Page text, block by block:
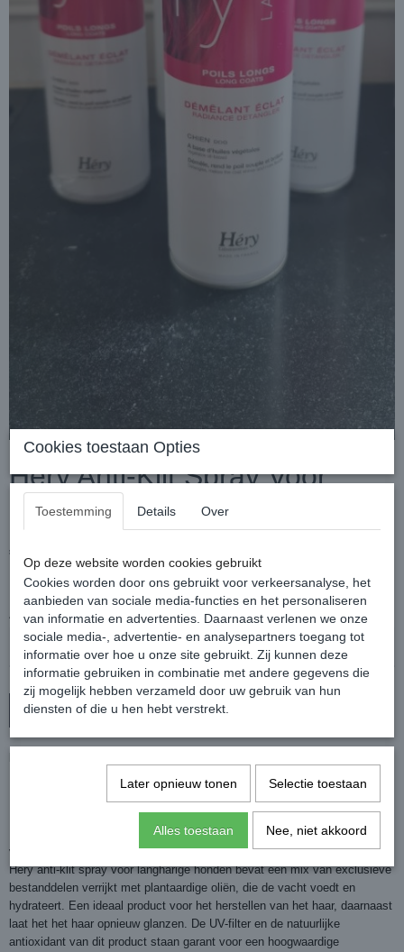
Hery Anti-Klit Spray Voor
Lang Haar Hond 400 ml
€ 17,99 (inclusief btw 21%)
Op voorraad
Aantal
In winkelwagen
De Hery Anti-Klit Spray Voor Lang Haar Hond in 400 is een speciale spray
voor honden die de vacht makkelijk doorkambaar maakt.
Hery anti-klit spray voor langharige honden bevat een mix van exclusieve
bestanddelen verrijkt met plantaardige oliën, die de vacht voedt en
hydrateert. Een ideaal product voor het herstellen van het haar, daarnaast
laat het het haar opnieuw glanzen. De UV-filter en de natuurlijke
antioxidant van dit product staan garant voor een hoogwaardige
Cookies toestaan Opties
Toestemming Details Over
Op deze website worden cookies gebruikt
Cookies worden door ons gebruikt voor verkeersanalyse, het
aanbieden van sociale media-functies en het personaliseren
van informatie en advertenties. Daarnaast verlenen we onze
sociale media-, advertentie- en analysepartners toegang tot
informatie over hoe u onze site gebruikt. Zij kunnen deze
informatie gebruiken in combinatie met andere gegevens die
zij mogelijk hebben verzameld door uw gebruik van hun
diensten of die u hen hebt verstrekt.
Later opnieuw tonen Selectie toestaan
Alles toestaan Nee, niet akkoord